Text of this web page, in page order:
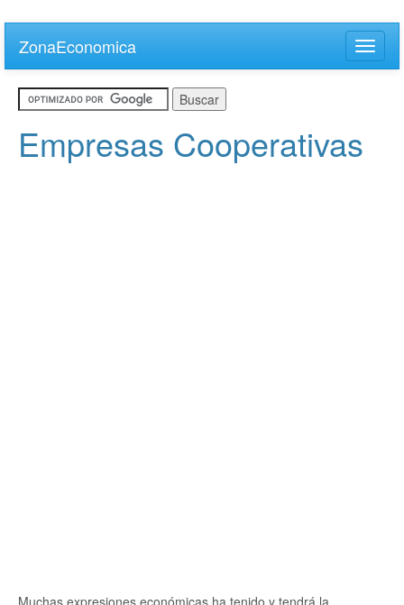
main
content
ZonaEconomica
Toggle
Empresas Cooperativas
Muchas expresiones económicas ha tenido y tendrá la